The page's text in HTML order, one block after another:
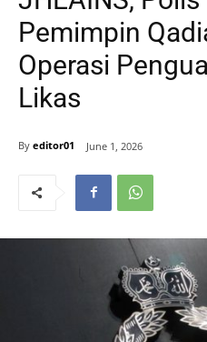
Pemimpin
Operasi
Likas
By editor01 June 1, 2026